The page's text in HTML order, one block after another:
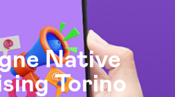
Native
Torino